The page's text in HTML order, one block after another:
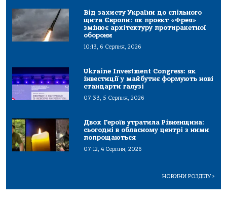
Від захисту України до спільного
щита Європи: як проєкт «Фрея»
змінює архітектуру протиракетної
оборони
10:13, 6 Серпня, 2026
Ukraine Investment Congress: як
інвестиції у майбутнє формують нові
стандарти галузі
07:33, 5 Серпня, 2026
Двох Героїв утратила Рівненщина:
сьогодні в обласному центрі з ними
попрощаються
07:12, 4 Серпня, 2026
НОВИНИ РОЗДІЛУ>